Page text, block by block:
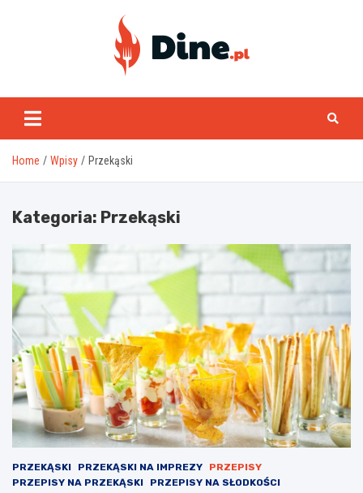
www.dine.pl
Home Wpisy Przekąski
Kategoria: Przekąski
PRZEKĄSKI PRZEKĄSKI NA IMPREZY
PRZEPISY
PRZEPISY NA PRZEKĄSKI
PRZEPISY NA SŁODKOŚCI